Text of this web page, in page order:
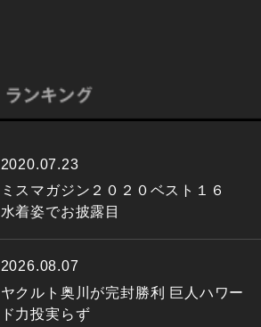
2020.07.23
ミスマガジン２０２０ベスト１６
水着姿でお披露目
2026.08.07
ヤクルト奥川が完封勝利 巨人ハワー
ド力投実らず